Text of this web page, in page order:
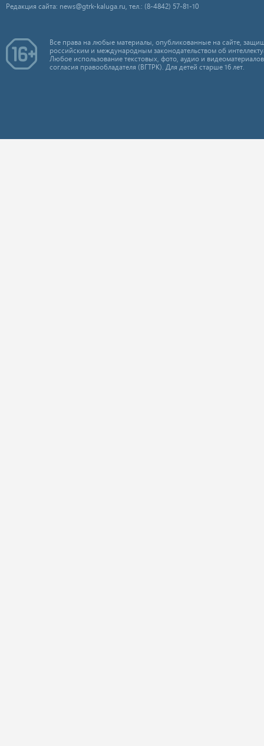
Редакция сайта: news@gtrk-kaluga.ru, тел.: (8-4842) 57-81-10
Все права на любые материалы, опубликованные на сайте,
российским и международным законодательством об
Любое использование текстовых, фото, аудио и
согласия правообладателя (ВГТРК). Для детей старше 16 лет.